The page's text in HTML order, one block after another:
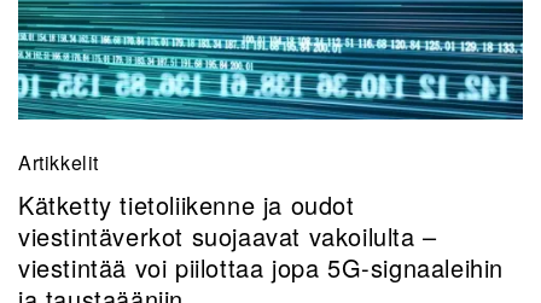
Artikkelit
Kätketty tietoliikenne ja oudot
viestintäverkot suojaavat vakoilulta –
viestintää voi piilottaa jopa 5G-signaaleihin